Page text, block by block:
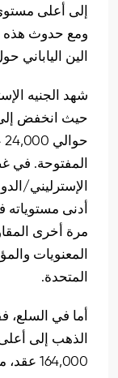
ومع حدوث هذه
الين الياباني
شهد الجنيه
حيث انخفض إلى
المفتوحة. في
الإسترليني/
المعنويات
المتحدة.
أما في
الذهب إلى